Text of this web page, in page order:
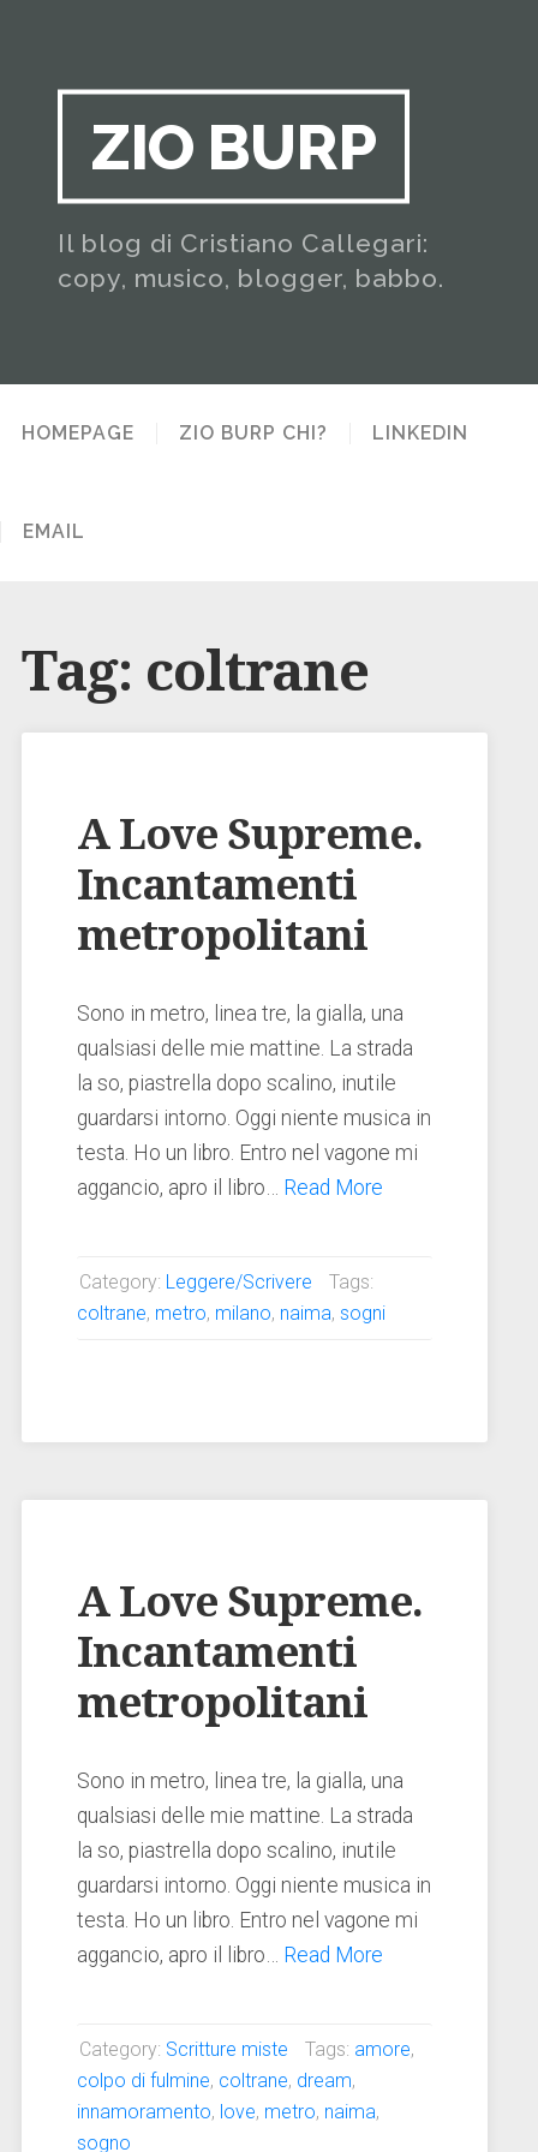
ZIO BURP
Il blog di Cristiano Callegari:
copy, musico, blogger, babbo.
HOMEPAGE ZIO BURP CHI? LINKEDIN
EMAIL
Tag: coltrane
A Love Supreme.
Incantamenti
metropolitani
Sono in metro, linea tre, la gialla, una
qualsiasi delle mie mattine. La strada
la so, piastrella dopo scalino, inutile
guardarsi intorno. Oggi niente musica in
testa. Ho un libro. Entro nel vagone mi
aggancio, apro il libro… Read More
Category: Leggere/Scrivere
Tags:
coltrane, metro, milano, naima,sogni
A Love Supreme.
Incantamenti
metropolitani
Sono in metro, linea tre, la gialla, una
qualsiasi delle mie mattine. La strada
la so, piastrella dopo scalino, inutile
guardarsi intorno. Oggi niente musica in
testa. Ho un libro. Entro nel vagone mi
aggancio, apro il libro… Read More
Category: Scritture miste Tags: amore,
colpo di fulmine, coltrane, dream,
innamoramento, love, metro, naima,
sogno